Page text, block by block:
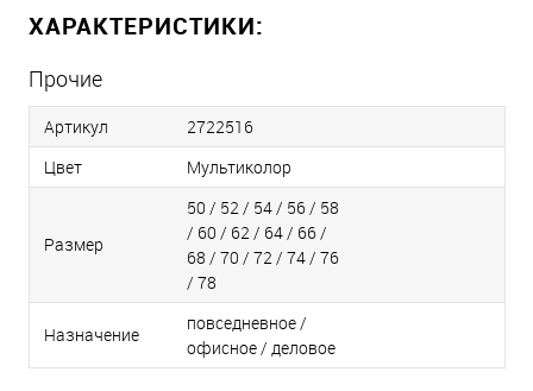
ХАРАКТЕРИСТИКИ:
Прочие
Артикул
2722516
Цвет
Мультиколор
Размер
50 / 52 / 54 / 56 / 58
/ 60 / 62 / 64 / 66 /
68 / 70 / 72 / 74 / 76
/ 78
Назначение
повседневное /
офисное / деловое